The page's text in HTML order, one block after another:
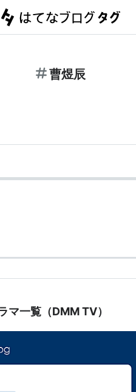
曹煜辰
マ一覧（DMM TV）